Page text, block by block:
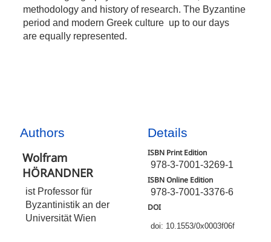
methodology and history of research. The Byzantine
period and modern Greek culture  up to our days 
are equally represented.
Authors
Wolfram
HÖRANDNER
ist Professor für
Byzantinistik an der
Universität Wien
Details
ISBN Print Edition
978-3-7001-3269-1
ISBN Online Edition
978-3-7001-3376-6
DOI
doi: 10.1553/0x0003f06f